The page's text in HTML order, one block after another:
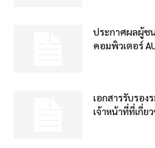
ประกาศผลผู้ช
คอมพิวเตอร์
เอกสารรับรอง
เจ้าหน้าที่ที่เกี่ย